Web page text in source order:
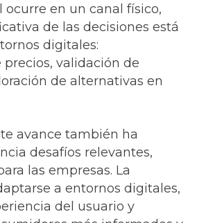
ocurre en un canal físico,
de las decisiones está
digitales:
validación de
de alternativas en
avance también ha
desafíos relevantes,
las empresas. La
a entornos digitales,
del usuario y